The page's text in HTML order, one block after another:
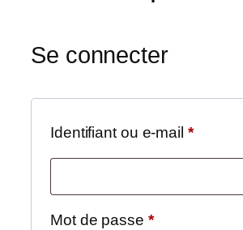
Se connecter
Identifiant ou e-mail *
Mot de passe *Obligatoire